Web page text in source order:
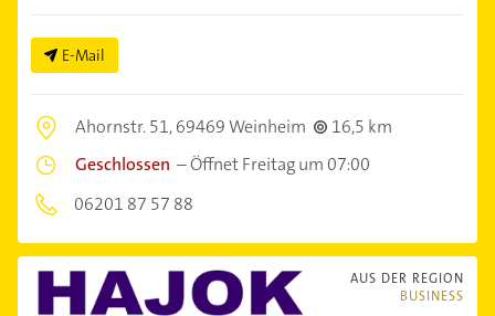
E-Mail
Ahornstr. 51,69469 Weinheim
16,5 km
Geschlossen –Öffnet Freitag um 07:00
06201 87 57 88
AUS DER REGION
BUSINESS